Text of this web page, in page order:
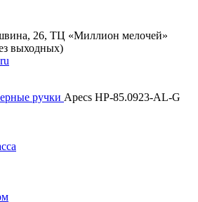
26, ТЦ «Миллион мелочей»
выходных)
ручки Apecs HP-85.0923-AL-G